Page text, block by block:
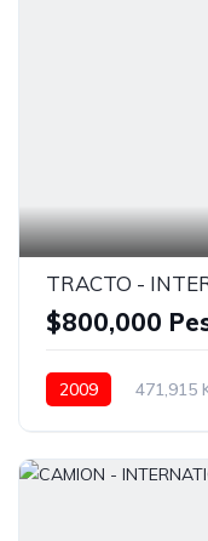
TRACTO -
$800,000
2009 471,915
Bolsas de Aire